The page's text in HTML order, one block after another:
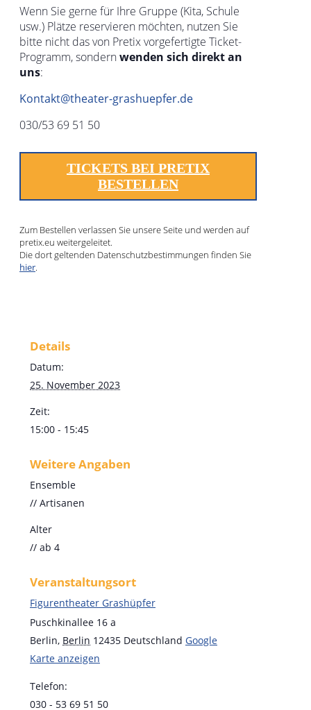
Wenn Sie gerne für Ihre Gruppe (Kita, Schule
usw.) Plätze reservieren möchten, nutzen Sie
bitte nicht das von Pretix vorgefertigte Ticket-
Programm, sondernwenden sich direkt an
uns:
Kontakt@theater-grashuepfer.de
030/53 69 51 50
TICKETS BEI PRETIX
BESTELLEN
Zum Bestellen verlassen Sie unsere Seite und werden auf
pretix.eu weitergeleitet.
Die dort geltenden Datenschutzbestimmungen finden Sie
hier.
Details
Datum:
25. November 2023
Zeit:
15:00 - 15:45
Veranstaltungsort
Figurentheater Grashüpfer
Puschkinallee 16 a
Berlin, Berlin 12435 Deutschland Google
Karte anzeigen
Telefon:
030 - 53 69 51 50
Weitere Angaben
Ensemble
// Artisanen
Alter
// ab 4